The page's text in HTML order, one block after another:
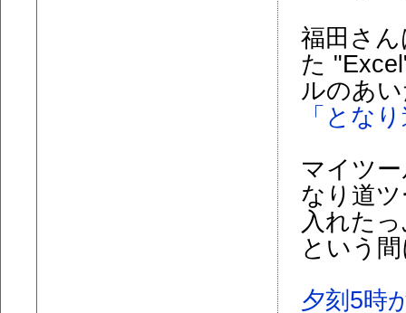
福田さ
た
ルのあ
「とな
マイツ
なり道
入れた
という
夕刻5時